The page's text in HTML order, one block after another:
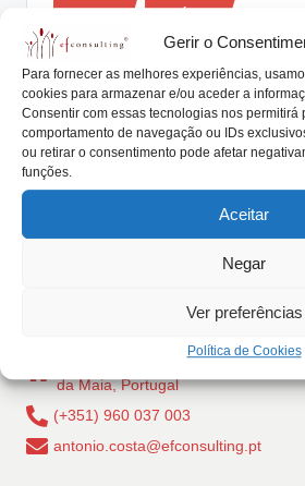
Gerir o
Para fornecer as melhores experiências,
cookies para armazenar e/ou aceder a
Consentir com essas tecnologias nos permitirá
comportamento de navegação ou IDs
ou retirar o consentimento pode afetar
funções.
Aceitar
Negar
Ver preferências
Política de Cookies
lt
i
n
g
.
p
t
Posted
in
As Empresas Familiares
Cávado
by
António Nogueira da Costa Agosto 2,
As Empresas Familiares da Área
têxtil, calçado, setor alimentar e
Rua Dr Carlos Pires Felgueiras,
da Maia, Portugal
(+351) 960 037 003
antonio.costa@efconsulting.pt